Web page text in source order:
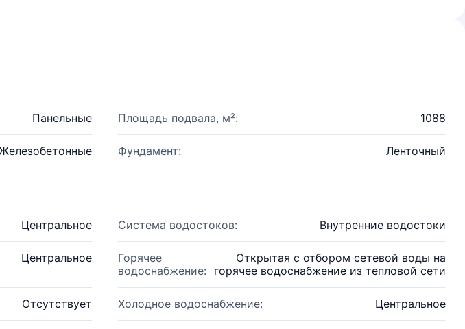
Панельные Площадь подвала, м²: 1088
Фундамент: Ленточный
Центральное Система водостоков: Внутренние водостоки
Центральное
Горячее
водоснабжение:
Открытая с отбором сетевой воды на
горячее водоснабжение из тепловой сети
Отсутствует Холодное водоснабжение: Центральное